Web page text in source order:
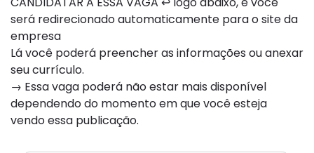
será redirecionado automaticamente para o site da
empresa
Lá você poderá preencher as informações ou anexar
seu currículo.
→ Essa vaga poderá não estar mais disponível
dependendo do momento em que você esteja
vendo essa publicação.